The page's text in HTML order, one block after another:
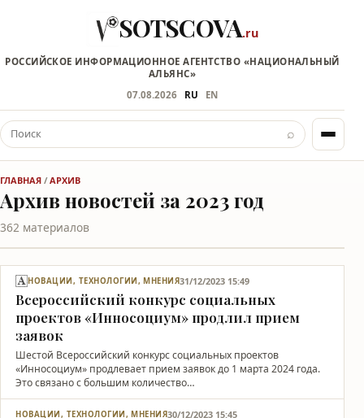
SOTSCOVA.ru
РОССИЙСКОЕ ИНФОРМАЦИОННОЕ АГЕНТСТВО «НАЦИОНАЛЬНЫЙ
АЛЬЯНС»
07.08.2026
RU EN
⌕
ГЛАВНАЯ /АРХИВ
Архив новостей за 2023 год
362 материалов
НОВАЦИИ, ТЕХНОЛОГИИ, МНЕНИЯ31/12/2023 15:49
Всероссийский конкурс социальных
проектов «Инносоциум» продлил прием
заявок
Шестой Всероссийский конкурс социальных проектов
«Инносоциум» продлевает прием заявок до 1 марта 2024 года.
Это связано с большим количество…
НОВАЦИИ, ТЕХНОЛОГИИ, МНЕНИЯ30/12/2023 15:45